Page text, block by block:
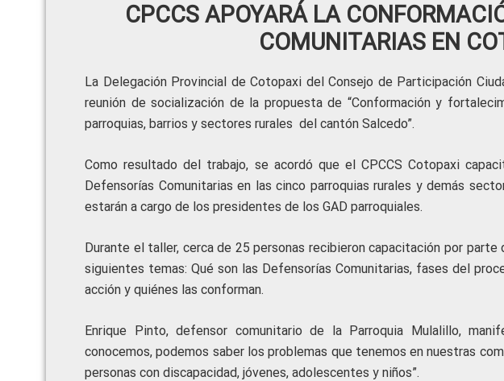
CPCCS APOYARÁ LA
COMUNITARIAS EN
La Delegación Provincial de Cotopaxi del Consejo de Participación
reunión de socialización de la propuesta de “Conformación y
parroquias, barrios y sectores rurales del cantón Salcedo”.
Como resultado del trabajo, se acordó que el CPCCS Cotopaxi
Defensorías Comunitarias en las cinco parroquias rurales y demás
estarán a cargo de los presidentes de los GAD parroquiales.
Durante el taller, cerca de 25 personas recibieron capacitación por parte
siguientes temas: Qué son las Defensorías Comunitarias, fases del
acción y quiénes las conforman.
Enrique Pinto, defensor comunitario de la Parroquia Mulalillo,
conocemos, podemos saber los problemas que tenemos en nuestras
personas con discapacidad, jóvenes, adolescentes y niños”.